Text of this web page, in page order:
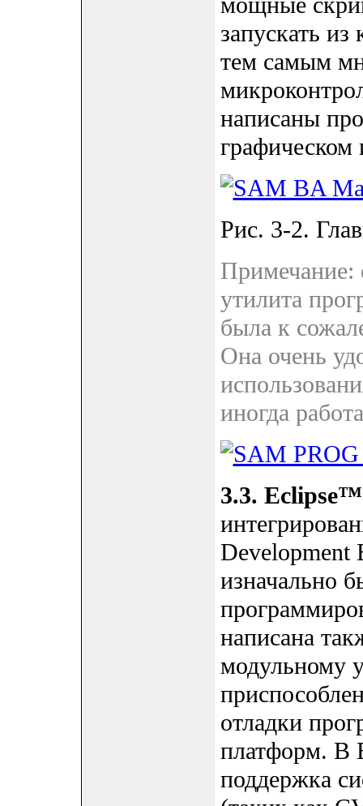
запускать из
тем самым
написаны
графическом
Рис. 3-2.
Примечание:
утилита
была к
Она очень
иногда
3.3. Eclipse™
Development
изначально
написана
модульному
отладки
платформ. В
поддержка